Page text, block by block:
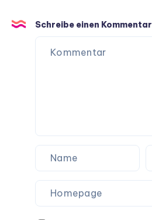
Schreibe einen Kommentar